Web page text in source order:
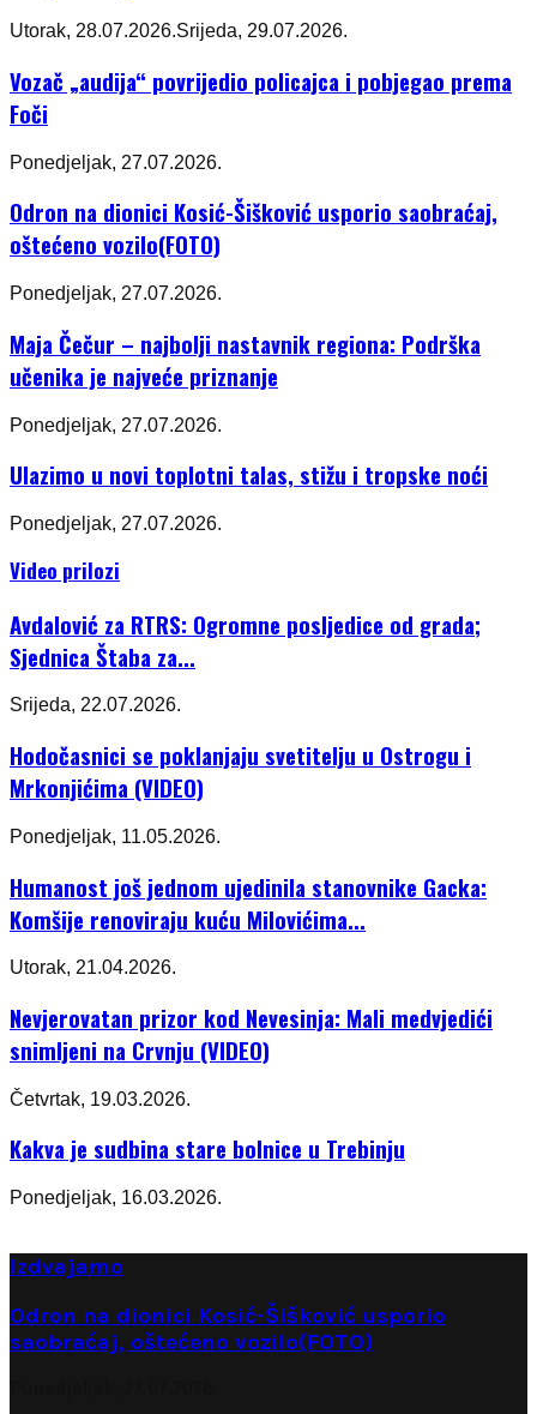
Utorak, 28.07.2026.Srijeda, 29.07.2026.
Vozač „audija“ povrijedio policajca i pobjegao prema
Foči
Ponedjeljak, 27.07.2026.
Odron na dionici Kosić-Šišković usporio saobraćaj,
oštećeno vozilo(FOTO)
Ponedjeljak, 27.07.2026.
Maja Čečur – najbolji nastavnik regiona: Podrška
učenika je najveće priznanje
Ponedjeljak, 27.07.2026.
Ulazimo u novi toplotni talas, stižu i tropske noći
Ponedjeljak, 27.07.2026.
Video prilozi
Avdalović za RTRS: Ogromne posljedice od grada;
Sjednica Štaba za...
Srijeda, 22.07.2026.
Hodočasnici se poklanjaju svetitelju u Ostrogu i
Mrkonjićima (VIDEO)
Ponedjeljak, 11.05.2026.
Humanost još jednom ujedinila stanovnike Gacka:
Komšije renoviraju kuću Milovićima...
Utorak, 21.04.2026.
Nevjerovatan prizor kod Nevesinja: Mali medvjedići
snimljeni na Crvnju (VIDEO)
Četvrtak, 19.03.2026.
Kakva je sudbina stare bolnice u Trebinju
Ponedjeljak, 16.03.2026.
Izdvajamo
Odron na dionici Kosić-Šišković usporio
saobraćaj, oštećeno vozilo(FOTO)